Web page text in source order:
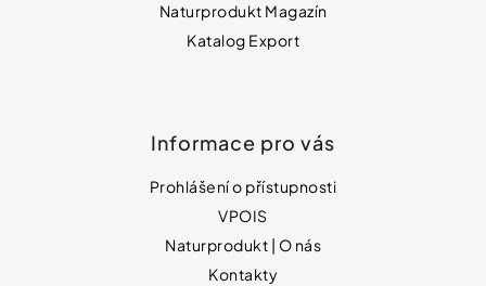
Naturprodukt Magazín
Katalog Export
Informace pro vás
Prohlášení o přístupnosti
VPOIS
Naturprodukt | O nás
Kontakty